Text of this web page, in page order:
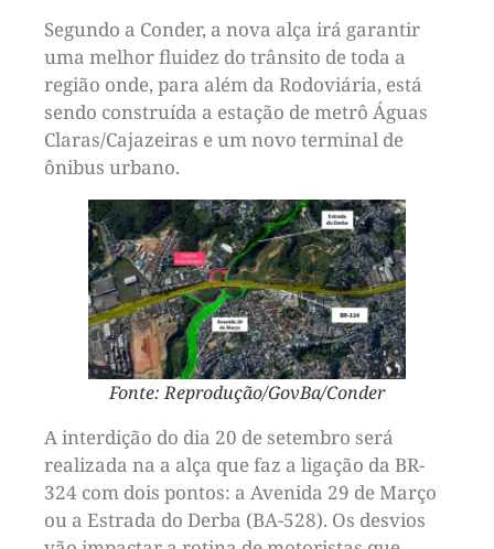
Segundo a Conder, a nova alça irá garantir
uma melhor fluidez do trânsito de toda a
região onde, para além da Rodoviária, está
sendo construída a estação de metrô Águas
Claras/Cajazeiras e um novo terminal de
ônibus urbano.
Fonte: Reprodução/GovBa/Conder
A interdição do dia 20 de setembro será
realizada na a alça que faz a ligação da BR-
324 com dois pontos: a Avenida 29 de Março
ou a Estrada do Derba (BA-528). Os desvios